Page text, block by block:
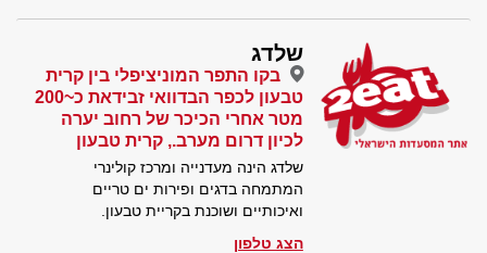
שלדג
בקו התפר המוניציפלי בין קרית
טבעון לכפר הבדוואי זבידאת כ~200
מטר אחרי הכיכר של רחוב יערה
לכיון דרום מערב., קרית טבעון
שלדג הינה מעדנייה ומרכז קולינרי
המתמחה בדגים ופירות ים טריים
ואיכותיים ושוכנת בקריית טבעון.
הצג טלפון